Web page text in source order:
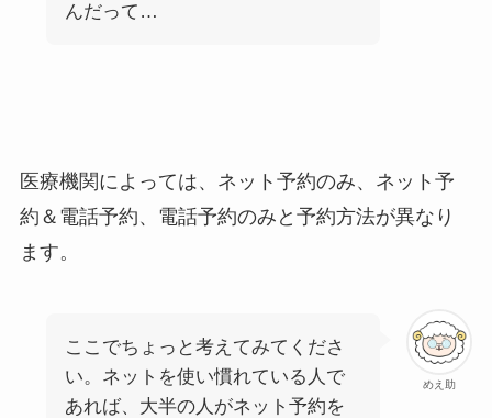
んだって…
医療機関によっては、ネット予約のみ、ネット予
約＆電話予約、電話予約のみと予約方法が異なり
ます。
めえ助
ここでちょっと考えてみてくださ
い。ネットを使い慣れている人で
あれば、大半の人がネット予約を